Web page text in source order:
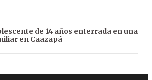
de 14 años enterrada en una
en Caazapá